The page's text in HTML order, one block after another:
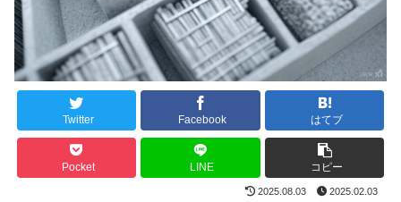
Twitter Facebook はてブ
Pocket LINE コピー
2025.08.03 2025.02.03